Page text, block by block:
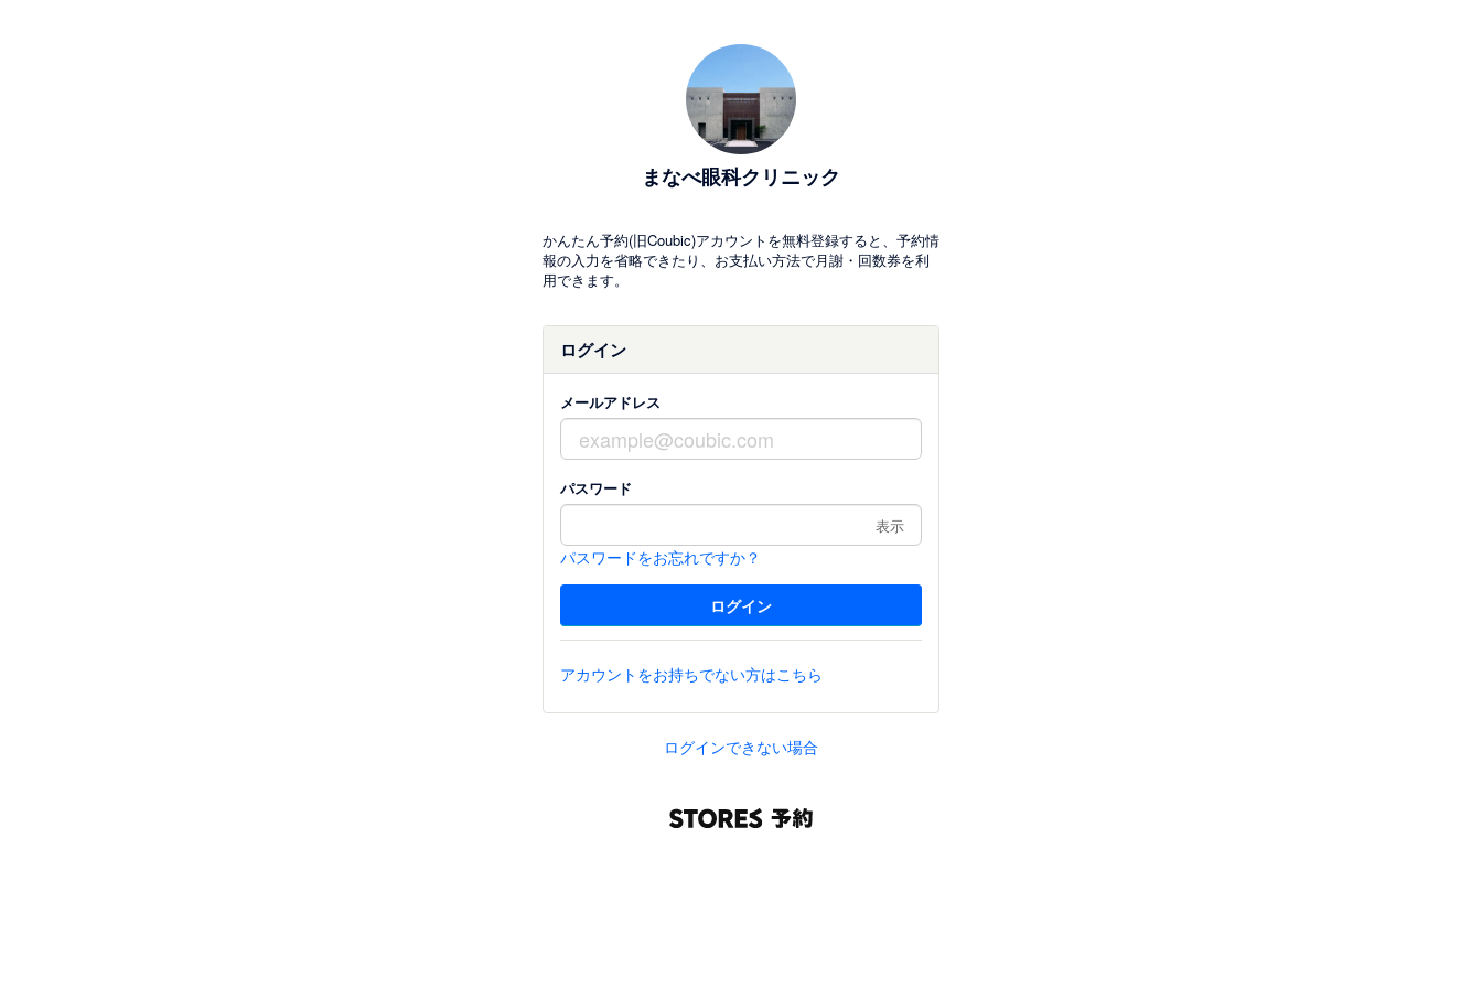
まなべ眼科クリニック
かんたん予約(旧Coubic)アカウントを無料登録すると、予約情
報の入力を省略できたり、お支払い方法で月謝・回数券を利
用できます。
ログイン
メールアドレス
パスワード
表示
パスワードをお忘れですか？
アカウントをお持ちでない方はこちら
ログインできない場合